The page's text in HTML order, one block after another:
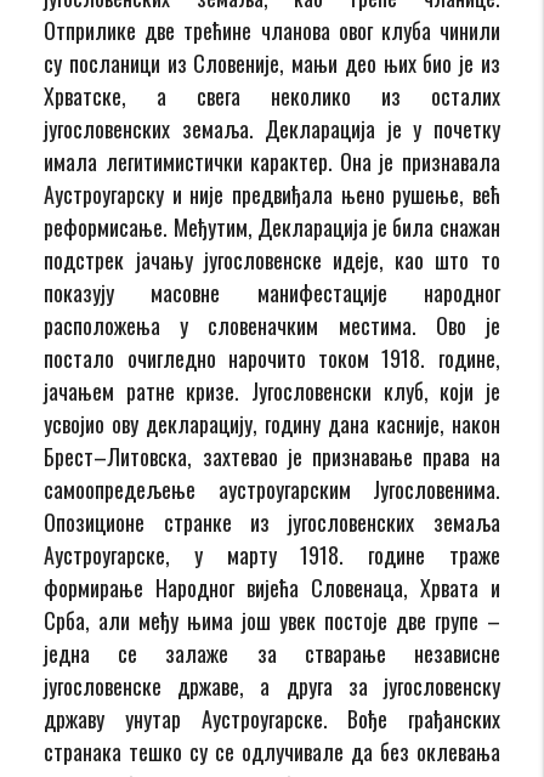
Отприлике две трећине чланова овог клуба чинили
су посланици из Словеније, мањи део њих био је из
Хрватске, а свега неколико из осталих
југословенских земаља. Декларација је у почетку
имала легитимистички карактер. Она је признавала
Аустроугарску и није предвиђала њено рушење, већ
реформисање. Међутим, Декларација је била снажан
подстрек јачању југословенске идеје, као што то
показују масовне манифестације народног
расположења у словеначким местима. Ово је
постало очигледно нарочито током 1918. године,
јачањем ратне кризе. Југословенски клуб, који је
усвојио ову декларацију, годину дана касније, након
Брест–Литовска, захтевао је признавање права на
самоопредељење аустроугарским Југословенима.
Опозиционе странке из југословенских земаља
Аустроугарске, у марту 1918. године траже
формирање Народног вијећа Словенаца, Хрвата и
Срба, али међу њима још увек постоје две групе –
једна се залаже за стварање независне
југословенске државе, а друга за југословенску
државу унутар Аустроугарске. Вође грађанских
странака тешко су се одлучивале да без оклевања